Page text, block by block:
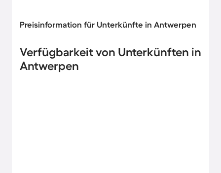
Preisinformation für Unterkünfte in Antwerpen
Verfügbarkeit von Unterkünften in
Antwerpen